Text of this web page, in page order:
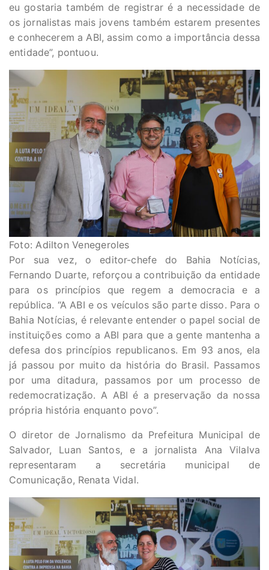
eu gostaria também de registrar é a necessidade de
os jornalistas mais jovens também estarem presentes
e conhecerem a ABI, assim como a importância dessa
entidade”, pontuou.
Foto: Adilton Venegeroles
Por sua vez, o editor-chefe do Bahia Notícias,
Fernando Duarte, reforçou a contribuição da entidade
para os princípios que regem a democracia e a
república. “A ABI e os veículos são parte disso. Para o
Bahia Notícias, é relevante entender o papel social de
instituições como a ABI para que a gente mantenha a
defesa dos princípios republicanos. Em 93 anos, ela
já passou por muito da história do Brasil. Passamos
por uma ditadura, passamos por um processo de
redemocratização. A ABI é a preservação da nossa
própria história enquanto povo”.
O diretor de Jornalismo da Prefeitura Municipal de
Salvador, Luan Santos, e a jornalista Ana Vilalva
representaram a secretária municipal de
Comunicação, Renata Vidal.